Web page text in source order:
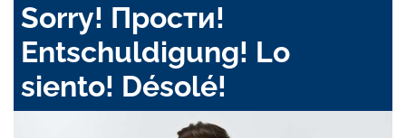
Sorry! Прости!
Entschuldigung! Lo
siento! Désolé!